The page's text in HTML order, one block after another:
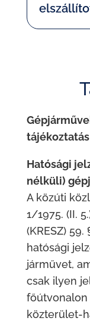
tájékoztatás
Hatósági
nélküli)
A közúti
1/1975. (II.
(KRESZ)
hatósági
járművet,
csak ilyen
közterület-